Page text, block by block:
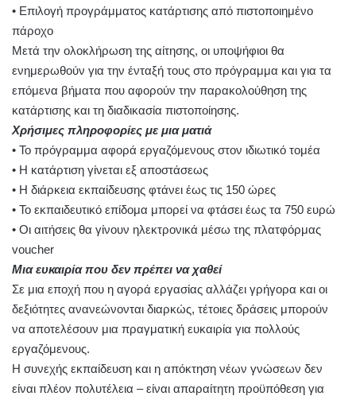
• Επιλογή προγράμματος κατάρτισης από πιστοποιημένο
πάροχο
Μετά την ολοκλήρωση της αίτησης, οι υποψήφιοι θα
ενημερωθούν για την ένταξή τους στο πρόγραμμα και για τα
επόμενα βήματα που αφορούν την παρακολούθηση της
κατάρτισης και τη διαδικασία πιστοποίησης.
Χρήσιμες πληροφορίες με μια ματιά
• Το πρόγραμμα αφορά εργαζόμενους στον ιδιωτικό τομέα
• Η κατάρτιση γίνεται εξ αποστάσεως
• Η διάρκεια εκπαίδευσης φτάνει έως τις 150 ώρες
• Το εκπαιδευτικό επίδομα μπορεί να φτάσει έως τα 750 ευρώ
• Οι αιτήσεις θα γίνουν ηλεκτρονικά μέσω της πλατφόρμας
voucher
Μια ευκαιρία που δεν πρέπει να χαθεί
Σε μια εποχή που η αγορά εργασίας αλλάζει γρήγορα και οι
δεξιότητες ανανεώνονται διαρκώς, τέτοιες δράσεις μπορούν
να αποτελέσουν μια πραγματική ευκαιρία για πολλούς
εργαζόμενους.
Η συνεχής εκπαίδευση και η απόκτηση νέων γνώσεων δεν
είναι πλέον πολυτέλεια – είναι απαραίτητη προϋπόθεση για